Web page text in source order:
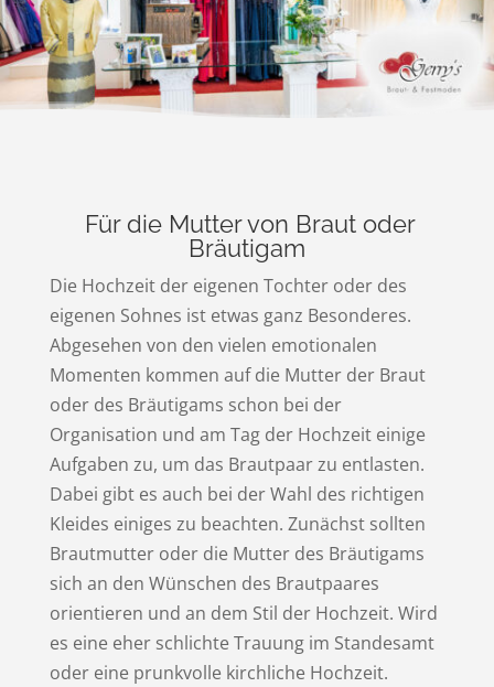
Für die Mutter von Braut oder
Bräutigam
Die Hochzeit der eigenen Tochter oder des
eigenen Sohnes ist etwas ganz Besonderes.
Abgesehen von den vielen emotionalen
Momenten kommen auf die Mutter der Braut
oder des Bräutigams schon bei der
Organisation und am Tag der Hochzeit einige
Aufgaben zu, um das Brautpaar zu entlasten.
Dabei gibt es auch bei der Wahl des richtigen
Kleides einiges zu beachten. Zunächst sollten
Brautmutter oder die Mutter des Bräutigams
sich an den Wünschen des Brautpaares
orientieren und an dem Stil der Hochzeit. Wird
es eine eher schlichte Trauung im Standesamt
oder eine prunkvolle kirchliche Hochzeit.